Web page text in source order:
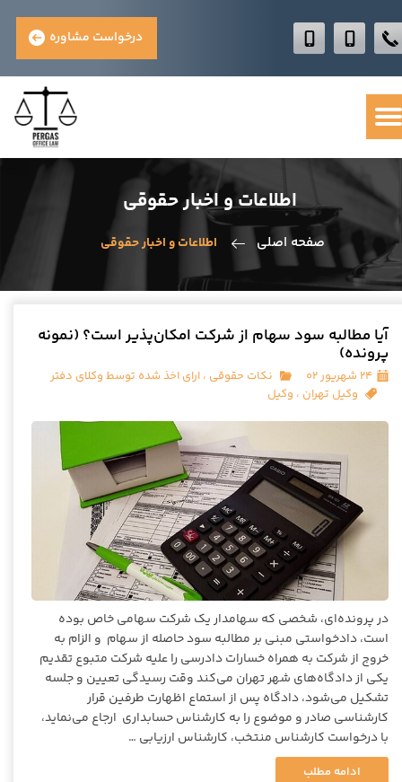
درخواست مشاوره
اطلاعات و اخبار حقوقی
صفحه اصلی اطلاعات و اخبار حقوقی
آیا مطالبه سود سهام از شرکت امکان‌پذیر است؟ (نمونه
پرونده)
۲۴ شهریور ۰۲ نکات حقوقی ، ارای اخذ شده توسط وکلای دفتر
وکیل تهران ، وکیل
در پرونده‌ای، شخصی که سهامدار یک شرکت سهامی خاص بوده
است، دادخواستی مبنی بر مطالبه سود حاصله از سهام و الزام به
خروج از شرکت به همراه خسارات دادرسی را علیه شرکت متبوع تقدیم
یکی از دادگاه‌های شهر تهران می‌کند وقت رسیدگی تعیین و جلسه
تشکیل می‌شود، دادگاه پس از استماع اظهارت طرفین قرار
کارشناسی صادر و موضوع را به کارشناس حسابداری ارجاع می‌نماید،
با درخواست کارشناس منتخب، کارشناس ارزیابی …
ادامه مطلب